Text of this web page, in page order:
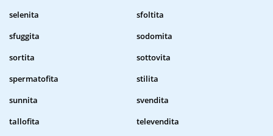
selenita
sfoltita
sfuggita
sodomita
sortita
sottovita
spermatofita
stilita
sunnita
svendita
tallofita
televendita